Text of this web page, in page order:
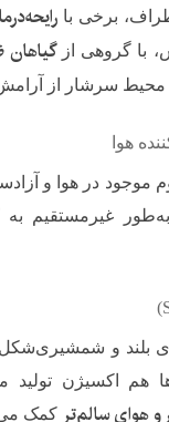
برخی با
با گروهی از
محیط سرشار از آرامش
هوا
موجود در هوا و
غیرمستقیم به
بلند و
هم اکسیژن تولید
و هوای سالم‌تر کمک